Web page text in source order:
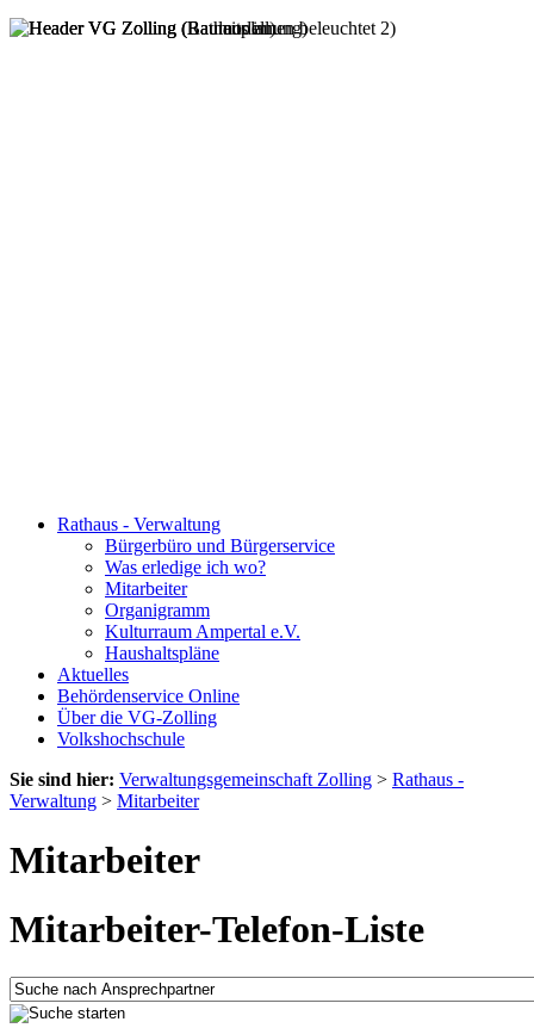
Rathaus - Verwaltung
Bürgerbüro und Bürgerservice
Was erledige ich wo?
Mitarbeiter
Organigramm
Kulturraum Ampertal e.V.
Haushaltspläne
Aktuelles
Behördenservice Online
Über die VG-Zolling
Volkshochschule
Sie sind hier: Verwaltungsgemeinschaft Zolling > Rathaus -
Verwaltung > Mitarbeiter
Mitarbeiter
Mitarbeiter-Telefon-Liste